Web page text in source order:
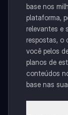
base nos
plataforma,
relevantes e
respostas, o
você pelos
planos de
conteúdos
base nas